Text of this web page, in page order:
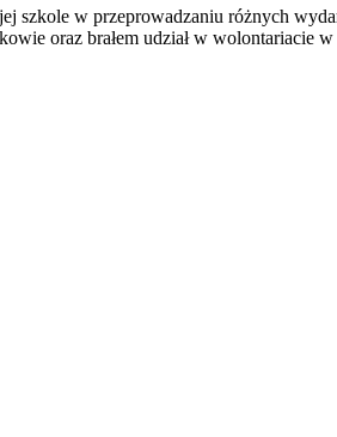
szkole w przeprowadzaniu różnych
oraz brałem udział w wolontariacie